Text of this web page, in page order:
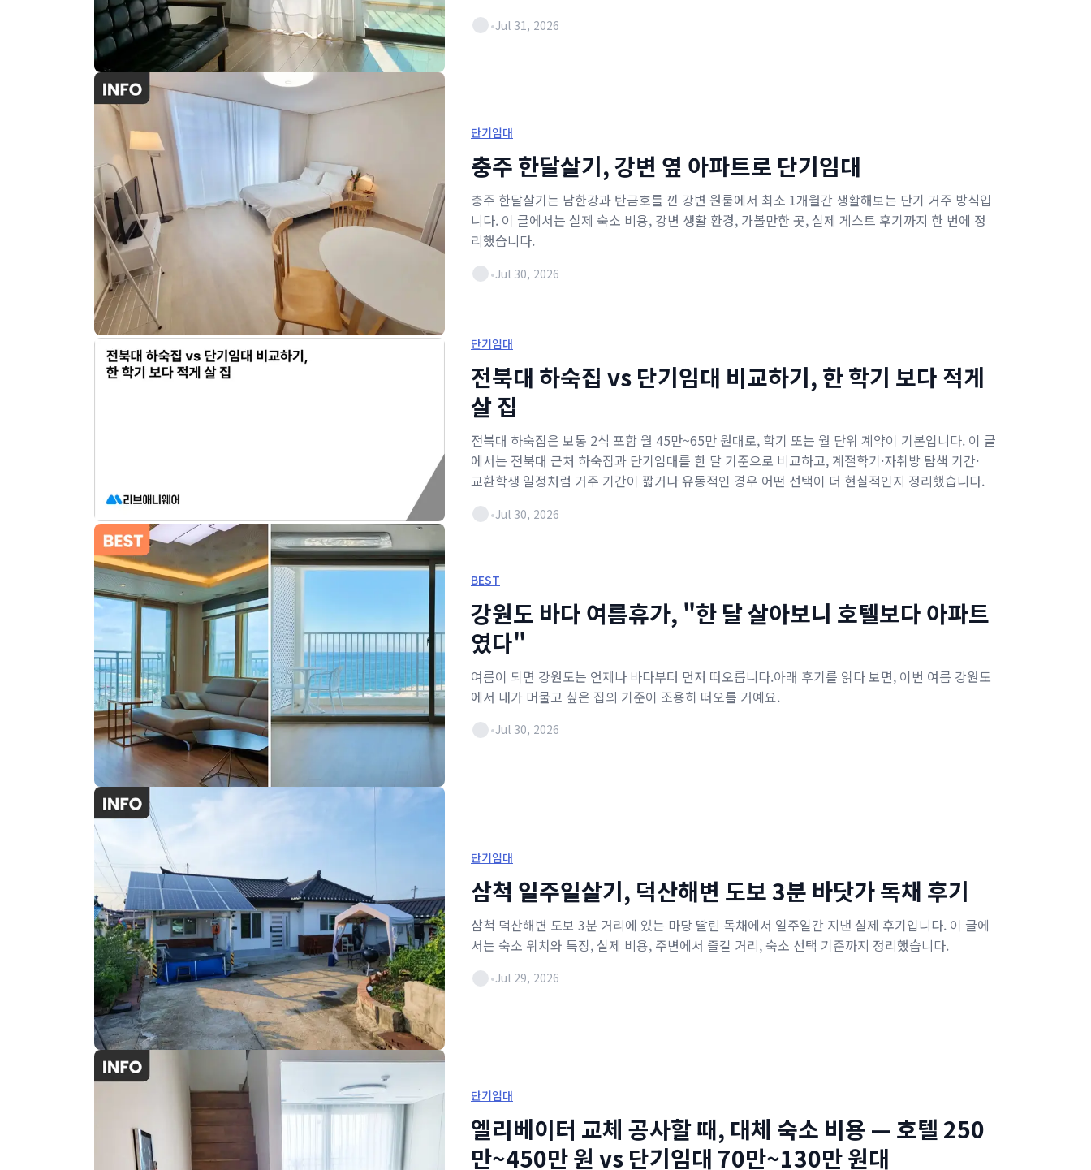
습니다.
•Jul 31, 2026
단기임대
충주 한달살기, 강변 옆 아파트로 단기임대
충주 한달살기는 남한강과 탄금호를 낀 강변 원룸에서 최소 1개월간 생활해보는 단기 거주 방식입
니다. 이 글에서는 실제 숙소 비용, 강변 생활 환경, 가볼만한 곳, 실제 게스트 후기까지 한 번에 정
리했습니다.
•Jul 30, 2026
단기임대
전북대 하숙집 vs 단기임대 비교하기, 한 학기 보다 적게
살 집
전북대 하숙집은 보통 2식 포함 월 45만~65만 원대로, 학기 또는 월 단위 계약이 기본입니다. 이 글
에서는 전북대 근처 하숙집과 단기임대를 한 달 기준으로 비교하고, 계절학기·자취방 탐색 기간·
교환학생 일정처럼 거주 기간이 짧거나 유동적인 경우 어떤 선택이 더 현실적인지 정리했습니다.
•Jul 30, 2026
BEST
강원도 바다 여름휴가, "한 달 살아보니 호텔보다 아파트
였다"
여름이 되면 강원도는 언제나 바다부터 먼저 떠오릅니다.아래 후기를 읽다 보면, 이번 여름 강원도
에서 내가 머물고 싶은 집의 기준이 조용히 떠오를 거예요.
•Jul 30, 2026
단기임대
삼척 일주일살기, 덕산해변 도보 3분 바닷가 독채 후기
삼척 덕산해변 도보 3분 거리에 있는 마당 딸린 독채에서 일주일간 지낸 실제 후기입니다. 이 글에
서는 숙소 위치와 특징, 실제 비용, 주변에서 즐길 거리, 숙소 선택 기준까지 정리했습니다.
•Jul 29, 2026
단기임대
엘리베이터 교체 공사할 때, 대체 숙소 비용 — 호텔 250
만~450만 원 vs 단기임대 70만~130만 원대